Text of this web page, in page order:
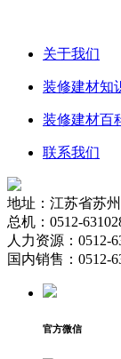
关于我们
装修建材知
装修建材百
联系我们
地址：江苏省苏
总机：0512-
人力资源：0512-
国内销售：0512-
官方微信